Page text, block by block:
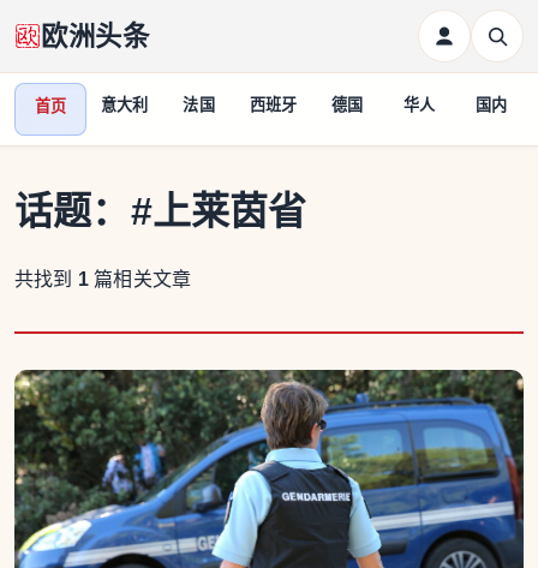
欧洲头条
首页 意大利 法国 西班牙 德国 华人 国内
话题： #上莱茵省
共找到 1 篇相关文章